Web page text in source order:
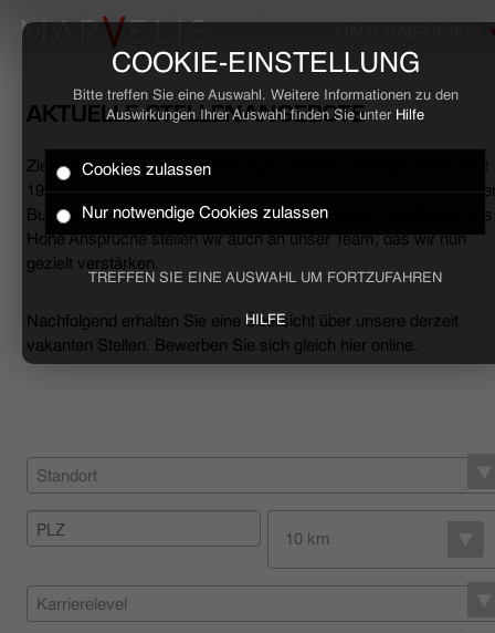
COOKIE-EINSTELLUNG
Bitte treffen Sie eine Auswahl. Weitere Informationen zu den
Auswirkungen Ihrer Auswahl finden Sie unter Hilfe
Cookies zulassen
Nur notwendige Cookies zulassen
TREFFEN SIE EINE AUSWAHL UM FORTZUFAHREN
HILFE
HOME
BUSINESS
UNTERNEHMEN
NACHHALTIGKEIT
HÄNDLERSUCHE
AKTUELLE STELLENANGEBOTE
Ziele erreichen, Herausforderungen meistern, Erfolge feiern. Seit
1994 begleiten wir den anspruchsvollen Mann sowohl mit
Business- als auch mit lässigen Casual-Hemden und Polo-
Hohe Ansprüche stellen wir auch an unser Team, das wir nun
gezielt verstärken.
Nachfolgend erhalten Sie eine Übersicht über unsere derzeit
vakanten Stellen. Bewerben Sie sich gleich hier online.
Standort
10 km
Karrierelevel